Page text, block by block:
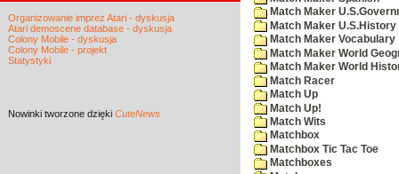
Organizowanie imprez Atari - dyskusja
Atari demoscene database - dyskusja
Colony Mobile - dyskusja
Colony Mobile - projekt
Statystyki
Nowinki tworzone dzięki CuteNews
Match Maker
Match Maker U.S.History
Match Maker Vocabulary
Match Maker World
Match Maker World
Match Racer
Match Up
Match Up!
Match Wits
Matchbox
Matchbox Tic Tac Toe
Matchboxes